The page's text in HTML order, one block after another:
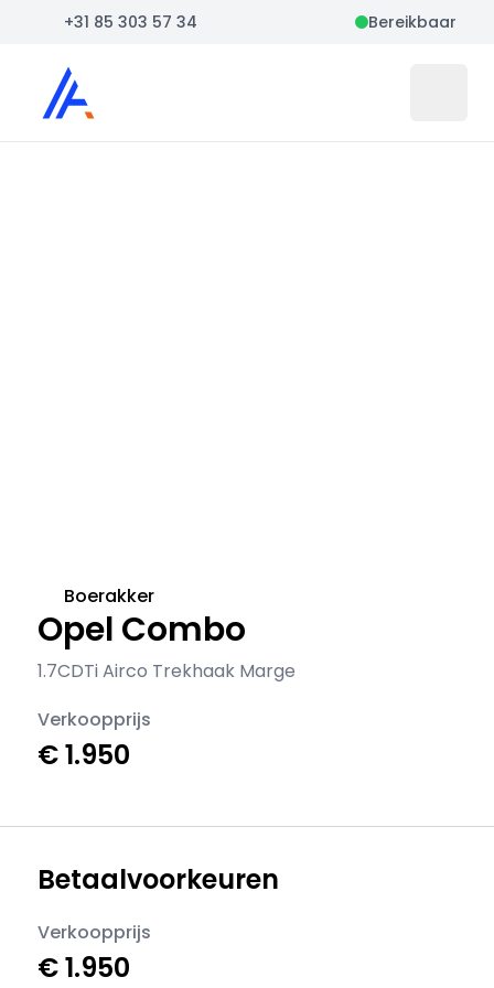
+31 85 303 57 34 Bereikbaar
Auto Atlas
Opel Combo
1.7CDTi Airco Trekhaak Marge
Boerakker
Verkoopprijs
€ 1.950
Betaalvoorkeuren
Verkoopprijs
€ 1.950